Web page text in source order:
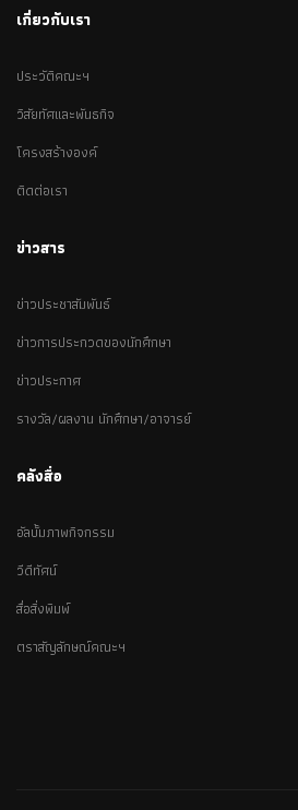
เกี่ยวกับเรา
ประวัติคณะฯ
วิสัยทัศและพันธกิจ
โครงสร้างองค์
ติดต่อเรา
ข่าวสาร
ข่าวประชาสัมพันธ์
ข่าวการประกวดของนักศึกษา
ข่าวประกาศ
รางวัล/ผลงาน นักศึกษา/อาจารย์
คลังสื่อ
อัลบั้มภาพกิจกรรม
วีดีทัศน์
สื่อสิ่งพิมพ์
ตราสัญลักษณ์คณะฯ